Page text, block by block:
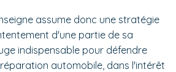
assume donc une stratégie
d'une partie de sa
indispensable pour défendre
automobile, dans l'intérêt